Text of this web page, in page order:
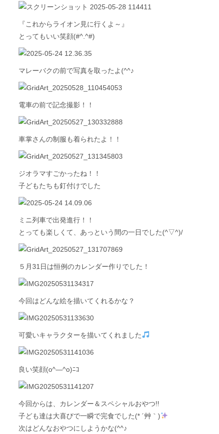
『これからライオン見に行くよ～』
とってもいい笑顔(#^.^#)
マレーバクの前で写真を取ったよ(^^♪
電車の前で記念撮影！！
車掌さんの制服も着られたよ！！
ジオラマすごかったね！！
子どもたちも釘付けでした
ミニ列車で出発進行！！
とっても楽しくて、あっという間の一日でした(^▽^)/
５月31日は恒例のカレンダー作りでした！
今回はどんな絵を描いてくれるかな？
可愛いキャラクターを描いてくれました
良い笑顔(o^―^o)ﾆｺ
今回からは、カレンダー＆スペシャルおやつ!!
子ども達は大喜びで一瞬で完食でした(* ´艸｀)
次はどんなおやつにしようかな(^^♪